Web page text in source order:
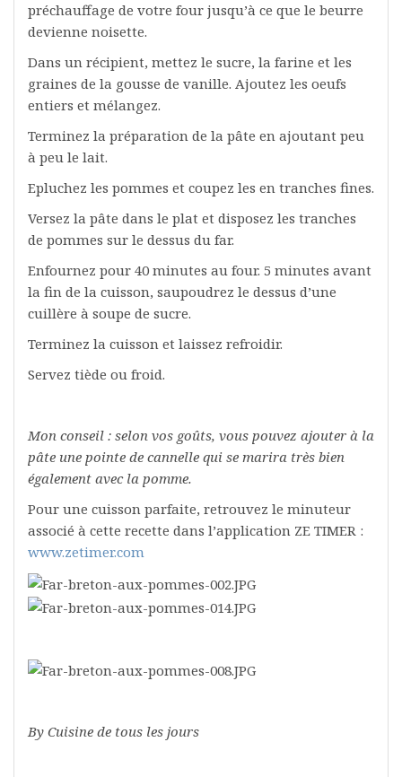
préchauffage de votre four jusqu’à ce que le beurre
devienne noisette.
Dans un récipient, mettez le sucre, la farine et les
graines de la gousse de vanille. Ajoutez les oeufs
entiers et mélangez.
Terminez la préparation de la pâte en ajoutant peu
à peu le lait.
Epluchez les pommes et coupez les en tranches fines.
Versez la pâte dans le plat et disposez les tranches
de pommes sur le dessus du far.
Enfournez pour 40 minutes au four. 5 minutes avant
la fin de la cuisson, saupoudrez le dessus d’une
cuillère à soupe de sucre.
Terminez la cuisson et laissez refroidir.
Servez tiède ou froid.
Mon conseil : selon vos goûts, vous pouvez ajouter à la
pâte une pointe de cannelle qui se marira très bien
également avec la pomme.
Pour une cuisson parfaite, retrouvez le minuteur
associé à cette recette dans l’application ZE TIMER :
www.zetimer.com
By Cuisine de tous les jours